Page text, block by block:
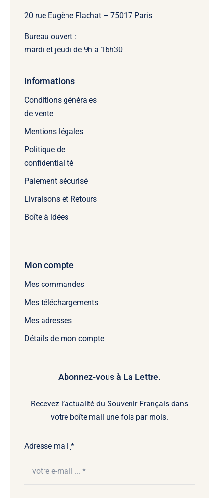
20 rue Eugène Flachat – 75017 Paris
Bureau ouvert :
mardi et jeudi de 9h à 16h30
Informations
Conditions générales
de vente
Mentions légales
Politique de
confidentialité
Paiement sécurisé
Livraisons et Retours
Boîte à idées
Mon compte
Mes commandes
Mes téléchargements
Mes adresses
Détails de mon compte
Abonnez-vous à La Lettre.
Recevez l’actualité du Souvenir Français dans
votre boîte mail une fois par mois.
Adresse mail *